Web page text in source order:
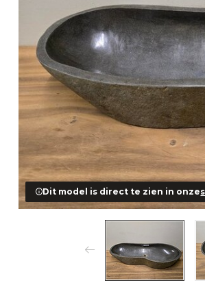
Dit model is direct te zien in onze